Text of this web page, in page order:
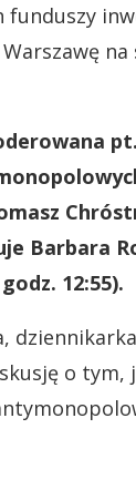
Warszawę
Barbara
12:55).
o tym,